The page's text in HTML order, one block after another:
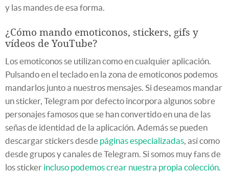
y las mandes de esa forma.
¿Cómo mando emoticonos, stickers, gifs y
vídeos de YouTube?
Los emoticonos se utilizan como en cualquier aplicación.
Pulsando en el teclado en la zona de emoticonos podemos
mandarlos junto a nuestros mensajes. Si deseamos mandar
un sticker, Telegram por defecto incorpora algunos sobre
personajes famosos que se han convertido en una de las
señas de identidad de la aplicación. Además se pueden
descargar stickers desde páginas especializadas, así como
desde grupos y canales de Telegram. Si somos muy fans de
los sticker incluso podemos crear nuestra propia colección.